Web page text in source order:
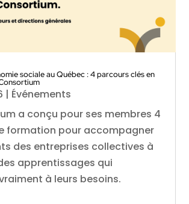
sociale au Québec : 4 parcours clés en
| Événements
a conçu pour ses membres 4
formation pour accompagner
des entreprises collectives à
apprentissages qui
à leurs besoins.